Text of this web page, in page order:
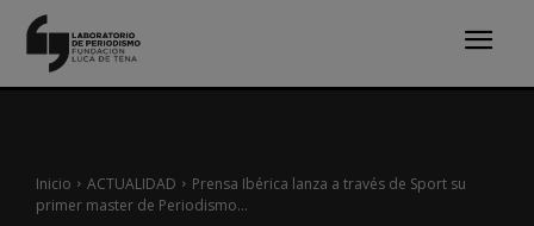
Inicio ACTUALIDAD
Prensa Ibérica lanza a través de Sport su
primer master de Periodismo...